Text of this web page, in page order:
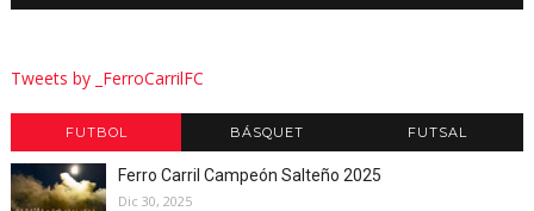
Tweets by _FerroCarrilFC
FUTBOL BÁSQUET FUTSAL
Ferro Carril Campeón Salteño 2025
Dic 30, 2025